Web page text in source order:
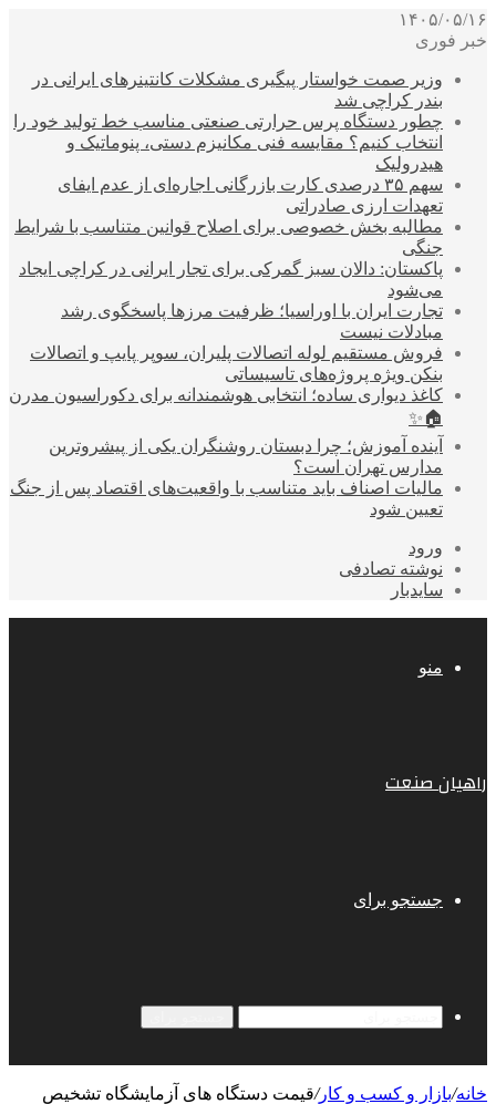
۱۴۰۵/۰۵/۱۶
خبر فوری
وزیر صمت خواستار پیگیری مشکلات کانتینرهای ایرانی در
بندر کراچی شد
چطور دستگاه پرس حرارتی صنعتی مناسب خط تولید خود را
انتخاب کنیم؟ مقایسه فنی مکانیزم دستی، پنوماتیک و
هیدرولیک
سهم ۳۵ درصدی کارت بازرگانی اجاره‌ای از عدم ایفای
تعهدات ارزی صادراتی
مطالبه بخش خصوصی برای اصلاح قوانین متناسب با شرایط
جنگی
پاکستان: دالان سبز گمرکی برای تجار ایرانی در کراچی ایجاد
می‌شود
تجارت ایران با اوراسیا؛ ظرفیت مرزها پاسخگوی رشد
مبادلات نیست
فروش مستقیم لوله اتصالات پلیران، سوپر پایپ و اتصالات
بنکن ویژه پروژه‌های تاسیساتی
کاغذ دیواری ساده؛ انتخابی هوشمندانه برای دکوراسیون مدرن
🏠✨
آینده آموزش؛ چرا دبستان روشنگران یکی از پیشروترین
مدارس تهران است؟
مالیات اصناف باید متناسب با واقعیت‌های اقتصاد پس از جنگ
تعیین شود
ورود
نوشته تصادفی
سایدبار
منو
راهیان صنعت
جستجو برای
خانه/بازار و کسب و کار/قیمت دستگاه های آزمایشگاه تشخیص